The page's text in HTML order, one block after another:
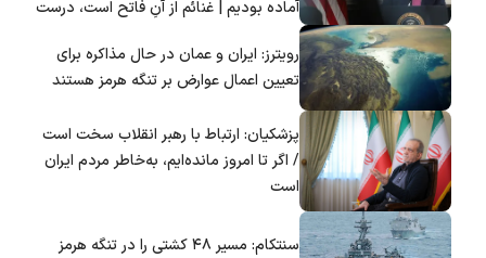
آماده بودیم | غنائم از آنِ فاتح است، درست
رویترز: ایران و عمان در حال مذاکره برای
تعیین اعمال عوارض بر تنگه هرمز هستند
پزشکیان: ارتباط با رهبر انقلاب سخت است
/ اگر تا امروز مانده‌ایم، به‌خاطر مردم ایران
است
سنتکام: مسیر ۴۸ کشتی را در تنگه هرمز